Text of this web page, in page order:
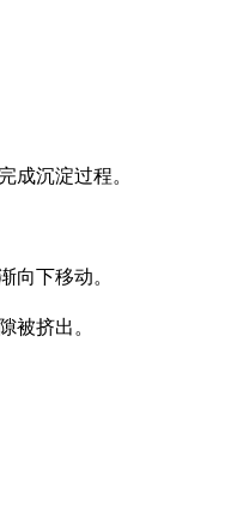
成沉淀过程。
向下移动。
被挤出。